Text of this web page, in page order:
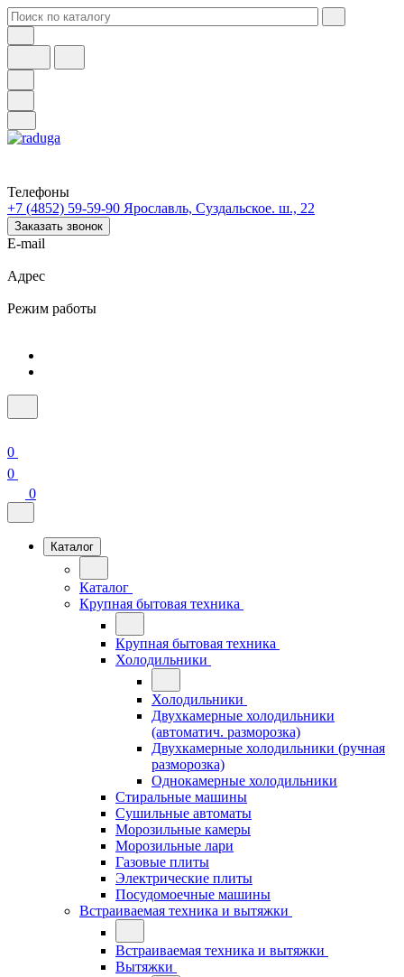
Телефоны
+7 (4852) 59-59-90 Ярославль, Суздальское. ш., 22
Заказать звонок
E-mail
Адрес
Режим работы
0
0
0
Каталог
Каталог
Крупная бытовая техника
Крупная бытовая техника
Холодильники
Холодильники
Двухкамерные холодильники
(автоматич. разморозка)
Двухкамерные холодильники (ручная
разморозка)
Однокамерные холодильники
Стиральные машины
Сушильные автоматы
Морозильные камеры
Морозильные лари
Газовые плиты
Электрические плиты
Посудомоечные машины
Встраиваемая техника и вытяжки
Встраиваемая техника и вытяжки
Вытяжки